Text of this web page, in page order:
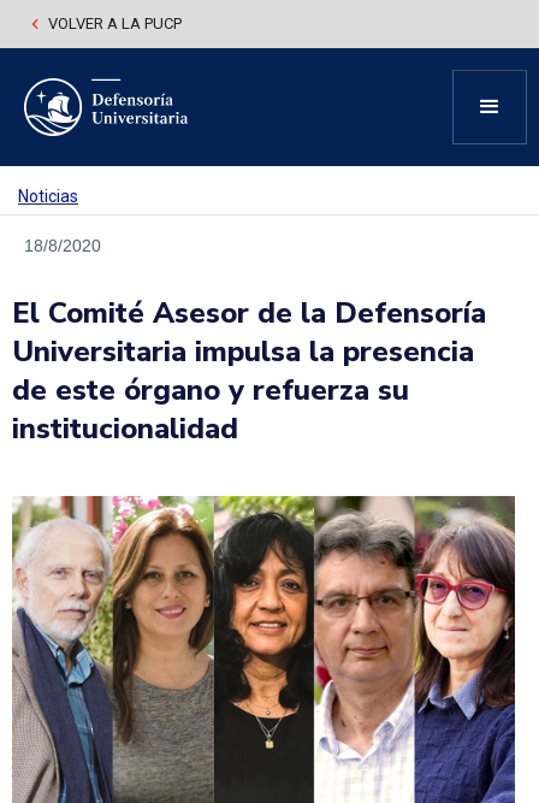
VOLVER A LA PUCP
Noticias
18/8/2020
El Comité Asesor de la Defensoría
Universitaria impulsa la presencia
de este órgano y refuerza su
institucionalidad